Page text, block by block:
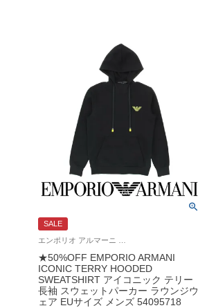
SALE
★50%OFF EMPORIO ARMANI
ICONIC TERRY HOODED
SWEATSHIRT アイコニック テリー
長袖 スウェットパーカー ラウンジウ
ェア EUサイズ メンズ 54095718